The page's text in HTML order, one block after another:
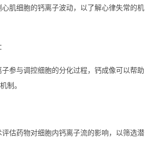
肌细胞的钙离子波动，以了解心律失常的机
参与调控细胞的分化过程，钙成像可以帮助
制。
估药物对细胞内钙离子流的影响，以筛选潜